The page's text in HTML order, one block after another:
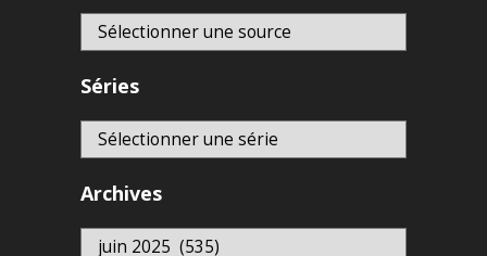
Séries
Archives
Archives